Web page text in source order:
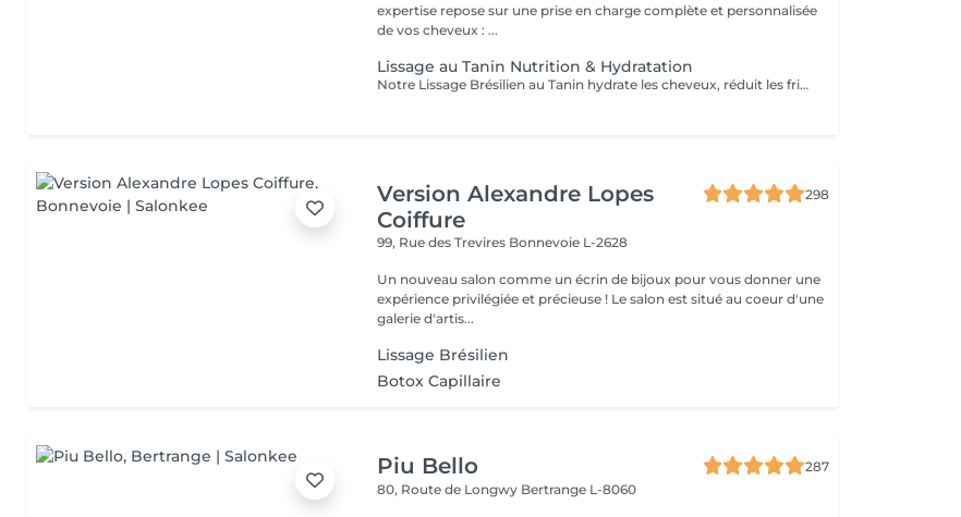
expertise repose sur une prise en charge complète et personnalisée
de vos cheveux : ...
Lissage au Tanin Nutrition & Hydratation
Notre Lissage Brésilien au Tanin hydrate les cheveux, réduit les frisottis, apporte brillance, douceur et facilite le coiffage Un supplément lié à la longueur/ épaisseur pourra se rajouter au tarif du Lissage Brésilien . Un devis vous est offert sur simple demande sans engagement.
Version Alexandre Lopes
Coiffure
298
99, Rue des Trevires Bonnevoie L-2628
Un nouveau salon comme un écrin de bijoux pour vous donner une
expérience privilégiée et précieuse ! Le salon est situé au coeur d'une
galerie d'artis...
Lissage Brésilien
Botox Capillaire
Piu Bello
287
80, Route de Longwy Bertrange L-8060